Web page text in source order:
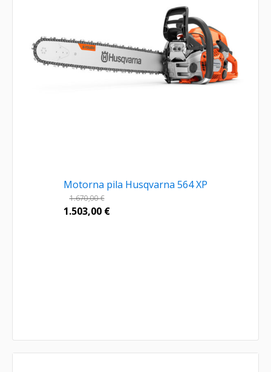
Motorna pila Husqvarna 564 XP
1.670,00€
1.503,00 €